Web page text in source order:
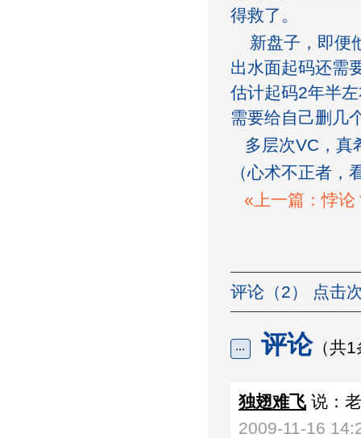
得救了。
新盘子，即便
出水面起码还需
估计起码2年半
需要给自己删几
多层次VC，真
（心术不正者
«上一篇：悖论
评论（2） 点击
评论（共1
独翅难飞 说：
2009-11-16